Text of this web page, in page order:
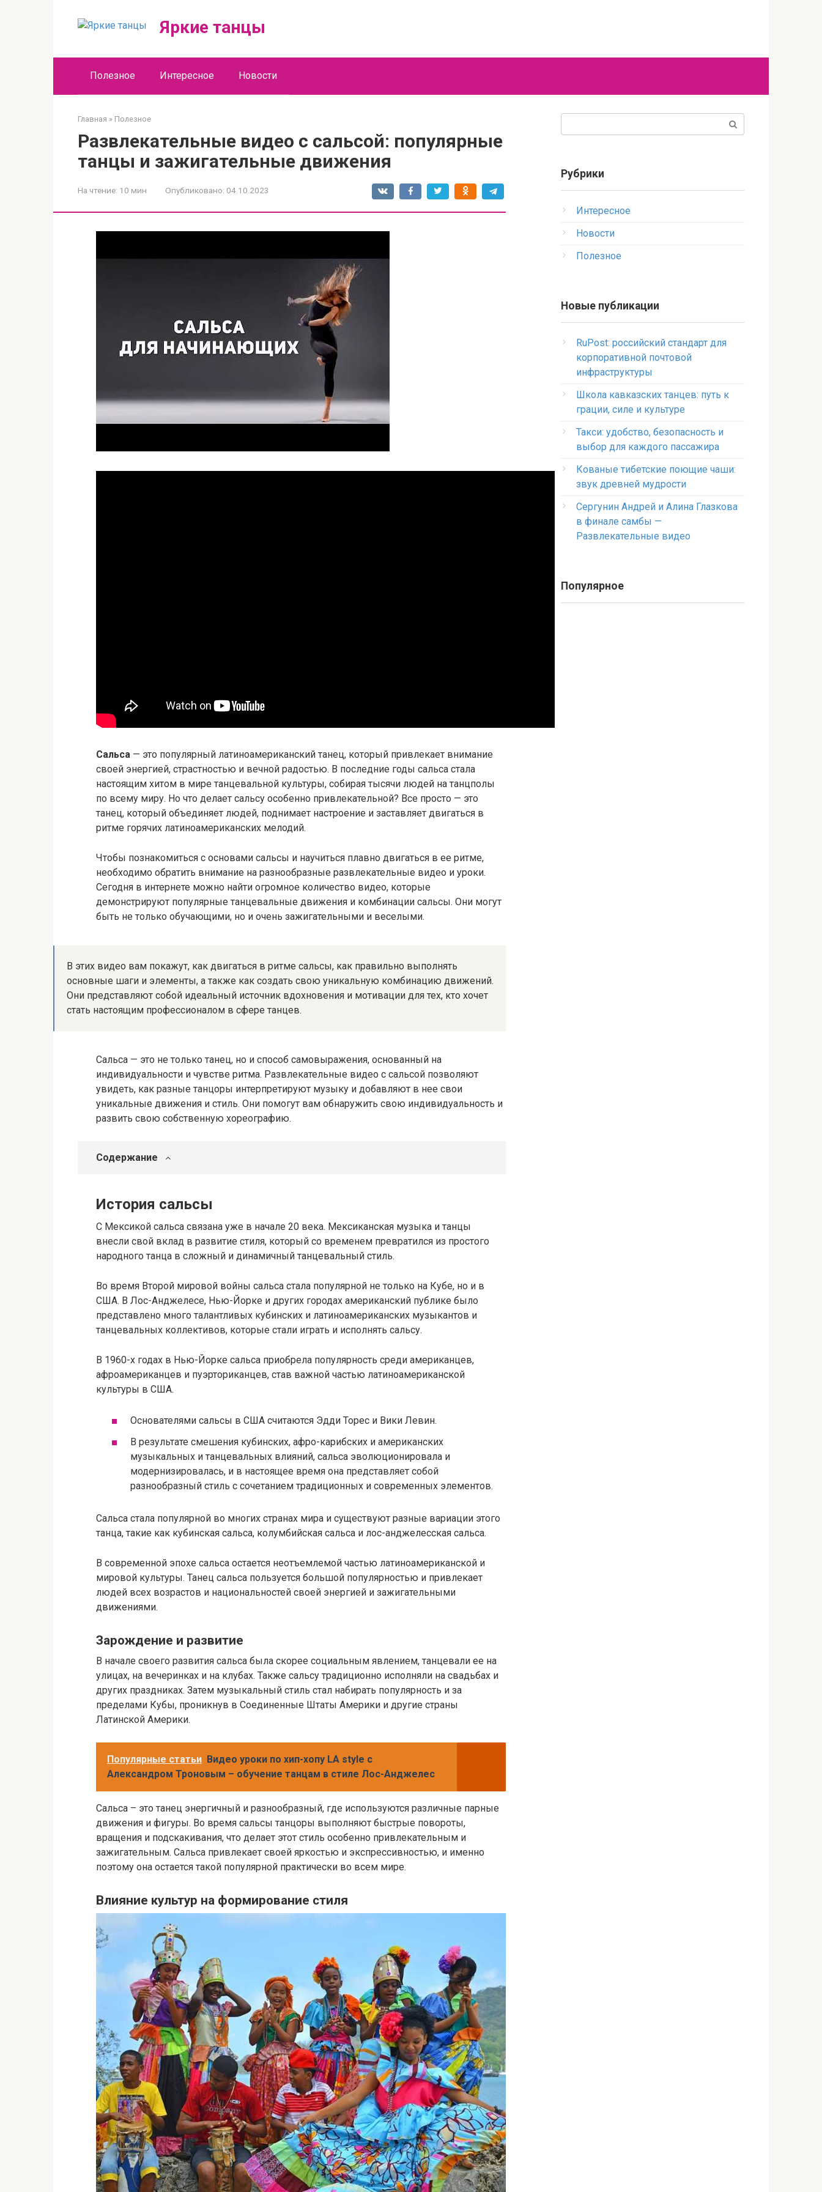
Яркие танцы
Полезное Интересное Новости
Главная » Полезное
Развлекательные видео с сальсой: популярные
танцы и зажигательные движения
На чтение: 10 мин Опубликовано: 04.10.2023
Сальса — это популярный латиноамериканский танец, который привлекает внимание
своей энергией, страстностью и вечной радостью. В последние годы сальса стала
настоящим хитом в мире танцевальной культуры, собирая тысячи людей на танцполы
по всему миру. Но что делает сальсу особенно привлекательной? Все просто — это
танец, который объединяет людей, поднимает настроение и заставляет двигаться в
ритме горячих латиноамериканских мелодий.
Чтобы познакомиться с основами сальсы и научиться плавно двигаться в ее ритме,
необходимо обратить внимание на разнообразные развлекательные видео и уроки.
Сегодня в интернете можно найти огромное количество видео, которые
демонстрируют популярные танцевальные движения и комбинации сальсы. Они могут
быть не только обучающими, но и очень зажигательными и веселыми.
В этих видео вам покажут, как двигаться в ритме сальсы, как правильно выполнять
основные шаги и элементы, а также как создать свою уникальную комбинацию движений.
Они представляют собой идеальный источник вдохновения и мотивации для тех, кто хочет
стать настоящим профессионалом в сфере танцев.
Сальса — это не только танец, но и способ самовыражения, основанный на
индивидуальности и чувстве ритма. Развлекательные видео с сальсой позволяют
увидеть, как разные танцоры интерпретируют музыку и добавляют в нее свои
уникальные движения и стиль. Они помогут вам обнаружить свою индивидуальность и
развить свою собственную хореографию.
Содержание
История сальсы
С Мексикой сальса связана уже в начале 20 века. Мексиканская музыка и танцы
внесли свой вклад в развитие стиля, который со временем превратился из простого
народного танца в сложный и динамичный танцевальный стиль.
Во время Второй мировой войны сальса стала популярной не только на Кубе, но и в
США. В Лос-Анджелесе, Нью-Йорке и других городах американский публике было
представлено много талантливых кубинских и латиноамериканских музыкантов и
танцевальных коллективов, которые стали играть и исполнять сальсу.
В 1960-х годах в Нью-Йорке сальса приобрела популярность среди американцев,
афроамериканцев и пуэрториканцев, став важной частью латиноамериканской
культуры в США.
Основателями сальсы в США считаются Эдди Торес и Вики Левин.
В результате смешения кубинских, афро-карибских и американских
музыкальных и танцевальных влияний, сальса эволюционировала и
модернизировалась, и в настоящее время она представляет собой
разнообразный стиль с сочетанием традиционных и современных элементов.
Сальса стала популярной во многих странах мира и существуют разные вариации этого
танца, такие как кубинская сальса, колумбийская сальса и лос-анджелесская сальса.
В современной эпохе сальса остается неотъемлемой частью латиноамериканской и
мировой культуры. Танец сальса пользуется большой популярностью и привлекает
людей всех возрастов и национальностей своей энергией и зажигательными
движениями.
Зарождение и развитие
В начале своего развития сальса была скорее социальным явлением, танцевали ее на
улицах, на вечеринках и на клубах. Также сальсу традиционно исполняли на свадьбах и
других праздниках. Затем музыкальный стиль стал набирать популярность и за
пределами Кубы, проникнув в Соединенные Штаты Америки и другие страны
Латинской Америки.
Популярные статьи Видео уроки по хип-хопу LA style с
Александром Троновым – обучение танцам в стиле Лос-Анджелес
Сальса – это танец энергичный и разнообразный, где используются различные парные
движения и фигуры. Во время сальсы танцоры выполняют быстрые повороты,
вращения и подскакивания, что делает этот стиль особенно привлекательным и
зажигательным. Сальса привлекает своей яркостью и экспрессивностью, и именно
поэтому она остается такой популярной практически во всем мире.
Влияние культур на формирование стиля
Рубрики
Интересное
Новости
Полезное
Новые публикации
RuPost: российский стандарт для
корпоративной почтовой
инфраструктуры
Школа кавказских танцев: путь к
грации, силе и культуре
Такси: удобство, безопасность и
выбор для каждого пассажира
Кованые тибетские поющие чаши:
звук древней мудрости
Сергунин Андрей и Алина Глазкова
в финале самбы —
Развлекательные видео
Популярное